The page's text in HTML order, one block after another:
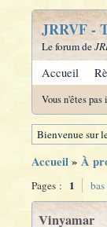
JRRVF -
Le forum de
Accueil
Vous n'êtes
Bienvenue sur
Accueil» À
Pages : 1
Vinyamar